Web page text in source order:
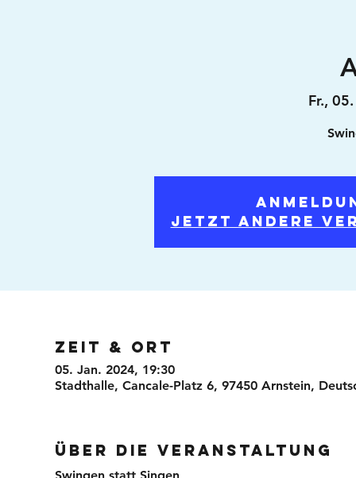
Fr.,
Jetzt andere
Zeit & Ort
05. Jan. 2024, 19:30
Stadthalle, Cancale-Platz 6, 97450 Arnstein,
Über die Veranstaltung